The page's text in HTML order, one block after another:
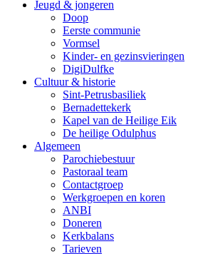
Jeugd & jongeren
Doop
Eerste communie
Vormsel
Kinder- en gezinsvieringen
DigiDulfke
Cultuur & historie
Sint-Petrusbasiliek
Bernadettekerk
Kapel van de Heilige Eik
De heilige Odulphus
Algemeen
Parochiebestuur
Pastoraal team
Contactgroep
Werkgroepen en koren
ANBI
Doneren
Kerkbalans
Tarieven